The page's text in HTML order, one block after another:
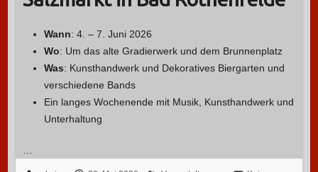
Wann: 4. – 7. Juni 2026
Wo: Um das alte Gradierwerk und dem Brunnenplatz
Was: Kunsthandwerk und Dekoratives Biergarten und
verschiedene Bands
Ein langes Wochenende mit Musik, Kunsthandwerk und
Unterhaltung
…